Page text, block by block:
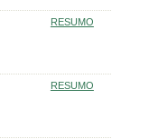
RESUMO
RESUMO